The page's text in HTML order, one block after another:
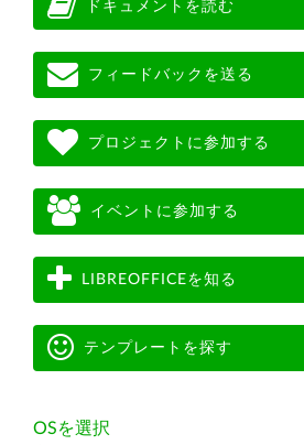
ドキュメントを読む
フィードバックを送る
プロジェクトに参加する
イベントに参加する
LIBREOFFICEを知る
テンプレートを探す
OSを選択